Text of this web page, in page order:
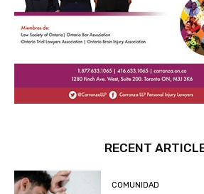
RECENT
COMUNIDAD